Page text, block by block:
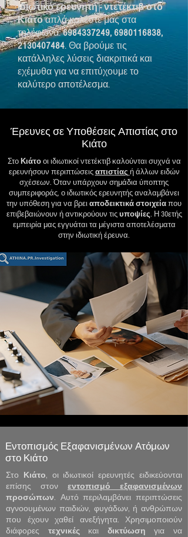
ιδιωτικό ερευνητή - ντετέκτιβ στο
Κιάτοαπλά καλέστε μας στα
τηλέφωνα:6984337249, 6980116838,
2130407484. Θα βρούμε τις
κατάλληλες λύσεις διακριτικά και
εχέμυθα για να επιτύχουμε το
καλύτερο αποτέλεσμα.
Έρευνες σε Υποθέσεις Απιστίας στο
Κιάτο
Στο Κιάτοοι ιδιωτικοί ντετέκτιβ καλούνται συχνά να
ερευνήσουν περιπτώσεις απιστίας ή άλλων ειδών
σχέσεων. Όταν υπάρχουν σημάδια ύποπτης
συμπεριφοράς, ο ιδιωτικός ερευνητής αναλαμβάνει
την υπόθεση για να βρει αποδεικτικά στοιχεία που
επιβεβαιώνουν ή αντικρούουν τις υποψίες. Η 30ετής
εμπειρία μας εγγυάται τα μέγιστα αποτελέσματα
στην ιδιωτική έρευνα.
Εντοπισμός Εξαφανισμένων Ατόμων
στο Κιάτο
Στο Κιάτο, οι ιδιωτικοί ερευνητές ειδικεύονται
επίσης στον εντοπισμό
εξαφανισμένων
προσώπων. Αυτό περιλαμβάνει περιπτώσεις
αγνοουμένων παιδιών, φυγάδων, ή ανθρώπων
που έχουν χαθεί ανεξήγητα. Χρησιμοποιούν
διάφορες τεχνικές και δικτύωση για να